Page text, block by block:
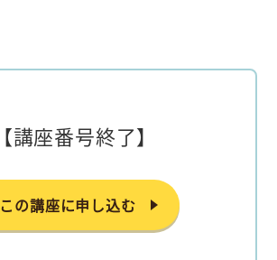
【講座番号終了】
この講座に申し込む